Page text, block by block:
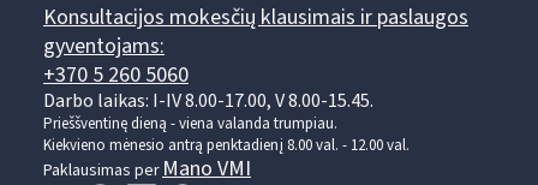
Konsultacijos mokesčių klausimais ir paslaugos
gyventojams:
+370 5 260 5060
Darbo laikas: I-IV 8.00-17.00, V 8.00-15.45.
Prieššventinę dieną - viena valanda trumpiau.
Kiekvieno mėnesio antrą penktadienį 8.00 val. - 12.00 val.
Paklausimas perMano VMI